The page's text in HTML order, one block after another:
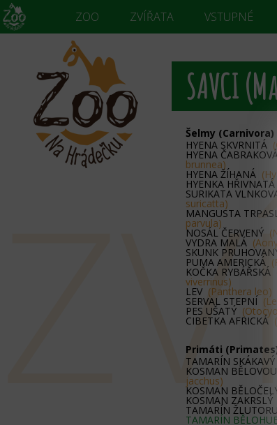
ZOO ZVÍŘATA VSTUPNÉ
SAVCI
Šelmy (Carnivora)
HYENA SKVRNITÁ
HYENA
brunnea)
HYENA ŽÍHANÁ
HYENKA HŘIVNATÁ
SURIKATA
suricatta)
MANGUSTA
parvula)
NOSÁL ČERVENÝ
VYDRA MALÁ
SKUNK
PUMA AMERICKÁ
KOČKA RYBÁŘSKÁ
viverrinus)
LEV (Panthera leo)
SERVAL STEPNÍ
PES UŠATÝ
CIBETKA AFRICKÁ
Primáti
TAMARÍN SKÁKAVÝ
KOSMAN
jacchus)
KOSMAN
KOSMAN ZAKRSLÝ
TAMARÍN
TAMARÍN